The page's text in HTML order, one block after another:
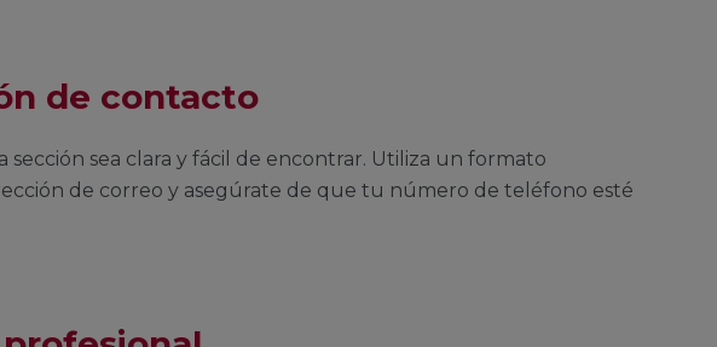
de contacto
sección sea clara y fácil de encontrar. Utiliza un formato
de correo y asegúrate de que tu número de teléfono esté